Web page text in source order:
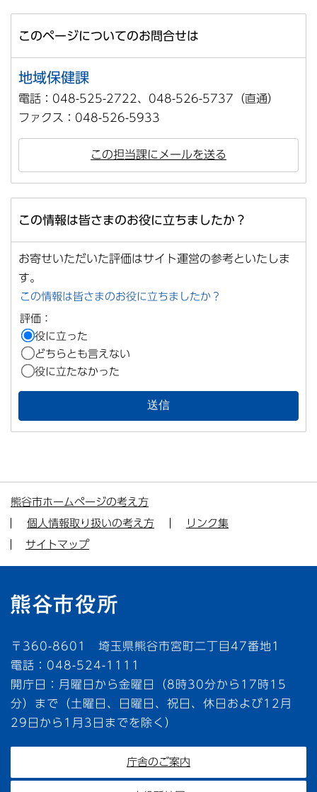
このページについてのお問合せは
地域保健課
電話：048-525-2722、048-526-5737（直通）
ファクス：048-526-5933
この担当課にメールを送る
この情報は皆さまのお役に立ちましたか？
お寄せいただいた評価はサイト運営の参考といたしま
す。
この情報は皆さまのお役に立ちましたか？
評価：
役に立った
どちらとも言えない
役に立たなかった
熊谷市ホームページの考え方
個人情報取り扱いの考え方
リンク集
サイトマップ
〒360-8601 埼玉県熊谷市宮町二丁目47番地1
電話：048-524-1111
開庁日：月曜日から金曜日（8時30分から17時15
分）まで（土曜日、日曜日、祝日、休日および12月
29日から1月3日までを除く）
庁舎のご案内